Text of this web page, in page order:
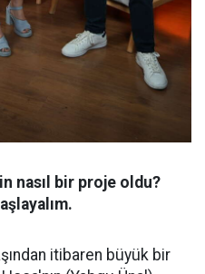
nasıl bir proje oldu?
itibaren büyük bir